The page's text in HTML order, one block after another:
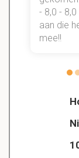
- 8,0 -
aan die
mee!!